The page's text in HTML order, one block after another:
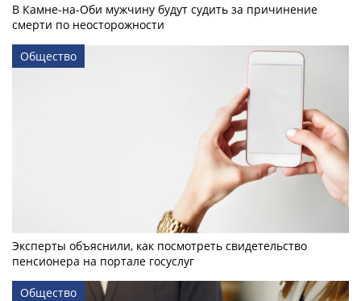
В Камне-на-Оби мужчину будут судить за причинение
смерти по неосторожности
Общество
Эксперты объяснили, как посмотреть свидетельство
пенсионера на портале госуслуг
Общество